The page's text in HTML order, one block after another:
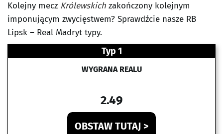
Kolejny mecz Królewskich zakończony kolejnym
imponującym zwycięstwem? Sprawdźcie nasze RB
Lipsk – Real Madryt typy.
Typ 1
WYGRANA REALU
2.49
OBSTAW TUTAJ >